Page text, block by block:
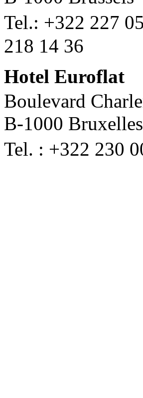
Tel.: +322 227
218 14 36
Hotel Euroflat
Boulevard
B-1000 Bruxelles
Tel. : +322 230